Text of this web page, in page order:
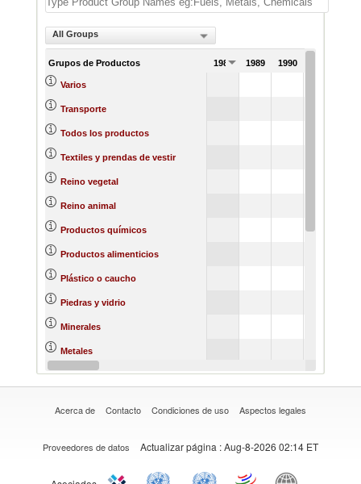
All Groups
Grupos de Productos 1988 1989 1990
Varios
Transporte
Todos los productos
Textiles y prendas de vestir
Reino vegetal
Reino animal
Productos químicos
Productos alimenticios
Plástico o caucho
Piedras y vidrio
Minerales
Metales
Materias primas
Acerca de Contacto Condiciones de uso Aspectos legales
Proveedores de datos Actualizar página : Aug-8-2026 02:14 ET